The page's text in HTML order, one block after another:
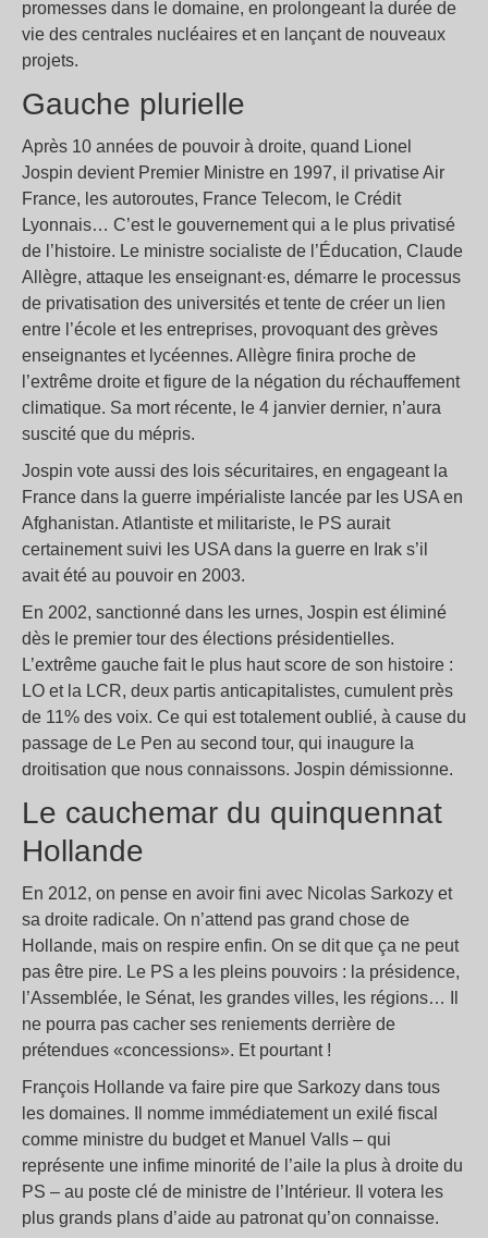
promesses dans le domaine, en prolongeant la durée de
vie des centrales nucléaires et en lançant de nouveaux
projets.
Gauche plurielle
Après 10 années de pouvoir à droite, quand Lionel
Jospin devient Premier Ministre en 1997, il privatise Air
France, les autoroutes, France Telecom, le Crédit
Lyonnais… C’est le gouvernement qui a le plus privatisé
de l’histoire. Le ministre socialiste de l’Éducation, Claude
Allègre, attaque les enseignant·es, démarre le processus
de privatisation des universités et tente de créer un lien
entre l’école et les entreprises, provoquant des grèves
enseignantes et lycéennes. Allègre finira proche de
l’extrême droite et figure de la négation du réchauffement
climatique. Sa mort récente, le 4 janvier dernier, n’aura
suscité que du mépris.
Jospin vote aussi des lois sécuritaires, en engageant la
France dans la guerre impérialiste lancée par les USA en
Afghanistan. Atlantiste et militariste, le PS aurait
certainement suivi les USA dans la guerre en Irak s’il
avait été au pouvoir en 2003.
En 2002, sanctionné dans les urnes, Jospin est éliminé
dès le premier tour des élections présidentielles.
L’extrême gauche fait le plus haut score de son histoire :
LO et la LCR, deux partis anticapitalistes, cumulent près
de 11% des voix. Ce qui est totalement oublié, à cause du
passage de Le Pen au second tour, qui inaugure la
droitisation que nous connaissons. Jospin démissionne.
Le cauchemar du quinquennat
Hollande
En 2012, on pense en avoir fini avec Nicolas Sarkozy et
sa droite radicale. On n’attend pas grand chose de
Hollande, mais on respire enfin. On se dit que ça ne peut
pas être pire. Le PS a les pleins pouvoirs : la présidence,
l’Assemblée, le Sénat, les grandes villes, les régions… Il
ne pourra pas cacher ses reniements derrière de
prétendues «concessions». Et pourtant !
François Hollande va faire pire que Sarkozy dans tous
les domaines. Il nomme immédiatement un exilé fiscal
comme ministre du budget et Manuel Valls – qui
représente une infime minorité de l’aile la plus à droite du
PS – au poste clé de ministre de l’Intérieur. Il votera les
plus grands plans d’aide au patronat qu’on connaisse.